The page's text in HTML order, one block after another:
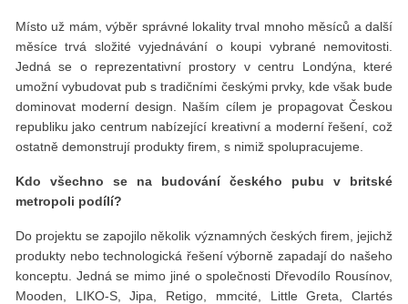
Místo už mám, výběr správné lokality trval mnoho měsíců a další
měsíce trvá složité vyjednávání o koupi vybrané nemovitosti.
Jedná se o reprezentativní prostory v centru Londýna, které
umožní vybudovat pub s tradičními českými prvky, kde však bude
dominovat moderní design. Naším cílem je propagovat Českou
republiku jako centrum nabízející kreativní a moderní řešení, což
ostatně demonstrují produkty firem, s nimiž spolupracujeme.
Kdo všechno se na budování českého pubu v britské
metropoli podílí?
Do projektu se zapojilo několik významných českých firem, jejichž
produkty nebo technologická řešení výborně zapadají do našeho
konceptu. Jedná se mimo jiné o společnosti Dřevodílo Rousínov,
Mooden, LIKO-S, Jipa, Retigo, mmcité, Little Greta, Clartés